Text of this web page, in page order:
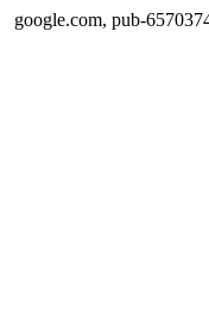
google.com, pub-